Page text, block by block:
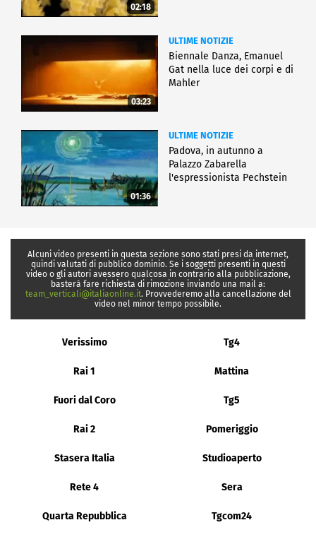
02:18
03:23
ULTIME NOTIZIE
Biennale Danza, Emanuel
Gat nella luce dei corpi e di
Mahler
01:36
ULTIME NOTIZIE
Padova, in autunno a
Palazzo Zabarella
l'espressionista Pechstein
Alcuni video presenti in questa sezione sono stati presi da internet,
quindi valutati di pubblico dominio. Se i soggetti presenti in questi
video o gli autori avessero qualcosa in contrario alla pubblicazione,
basterà fare richiesta di rimozione inviando una mail a:
team_verticali@italiaonline.it. Provvederemo alla cancellazione del
video nel minor tempo possibile.
Verissimo Tg4
Rai 1 Mattina
Fuori dal Coro Tg5
Rai 2 Pomeriggio
Stasera Italia Studioaperto
Rete 4 Sera
Quarta Repubblica Tgcom24